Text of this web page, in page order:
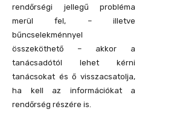
rendőrségi jellegű probléma
merül fel, – illetve
bűncselekménnyel
összeköthető – akkor a
tanácsadótól lehet kérni
tanácsokat és ő visszacsatolja,
ha kell az információkat a
rendőrség részére is.